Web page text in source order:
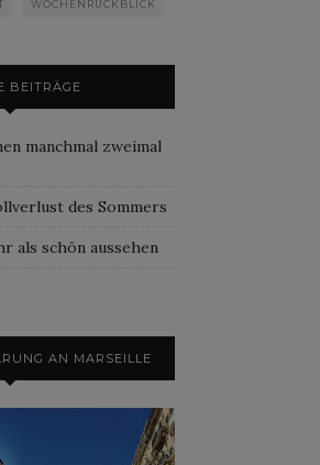
WOCHENRÜCKBLICK
BEITRÄGE
manchmal zweimal
des Sommers
als schön aussehen
AN MARSEILLE